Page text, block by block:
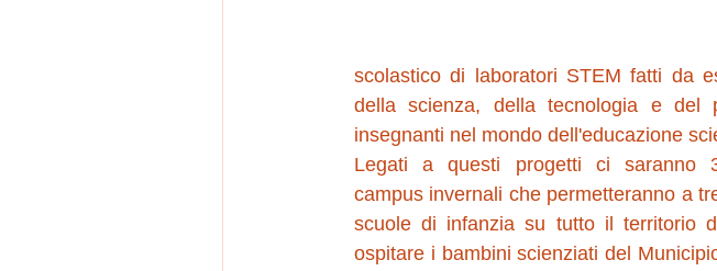
scolastico di laboratori STEM fatti da
della scienza, della tecnologia e del
insegnanti nel mondo dell'educazione
Legati a questi progetti ci saranno
campus invernali che permetteranno a
scuole di infanzia su tutto il territorio
ospitare i bambini scienziati del